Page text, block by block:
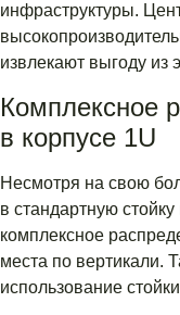
инфраструктуры.
извлекают выгоду из
Комплексное
в корпусе 1U
Несмотря на свою
в стандартную
комплексное
места по вертикали.
использование